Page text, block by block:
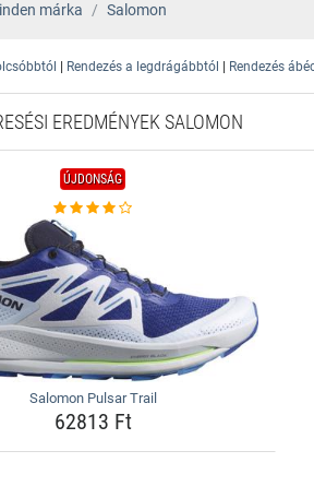
márka Salomon
| Rendezés a legdrágábbtól | Rendezés
EREDMÉNYEK SALOMON
ÚJDONSÁG
Salomon Pulsar Trail
62813 Ft